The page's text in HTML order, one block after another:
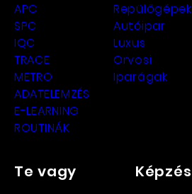
APC
SPC
IQC
TRACE
METRO
ADATELEMZÉS
E-LEARNING
ROUTINÁK
Repülőgépek
Autóipar
Luxus
Orvosi
Iparágak
Te vagy Képzés